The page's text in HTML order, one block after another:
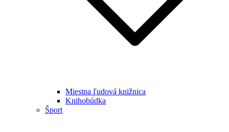
Miestna ľudová knižnica
Knihobúdka
Šport